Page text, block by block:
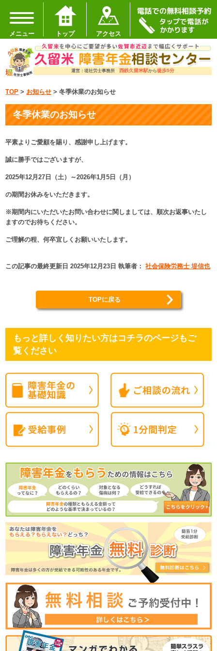
運営：堤社労士事務所 西鉄久留米駅から徒歩5分
メニュー トップ アクセス
TOP > お知らせ >冬季休業のお知らせ
冬季休業のお知らせ
平素よりご愛顧を賜り、感謝申し上げます。
誠に勝手ではございますが、
2025年12月27日（土）～2026年1月5日（月）
の期間お休みをいただきます。
※期間内にいただいたお問い合わせに関しましては、順次お返事いたし
ますのでお待ちください。
ご理解の程、何卒宜しくお願いいたします。
この記事の最終更新日 2025年12月23日 執筆者：社会保険労務士 堤信也
TOPに戻る
もっと詳しく知りたい方はコチラのページもご
覧ください